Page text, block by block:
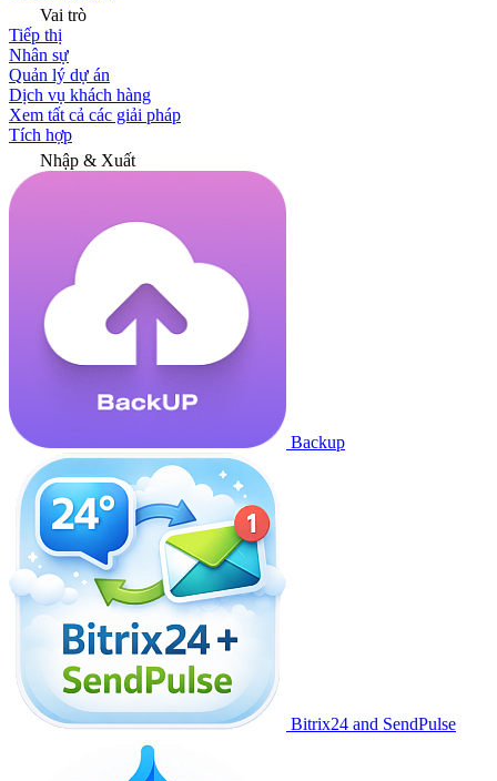
Vai trò
Tiếp thị
Nhân sự
Quản lý dự án
Dịch vụ khách hàng
Xem tất cả các giải pháp
Tích hợp
Nhập & Xuất
Backup
Bitrix24 and SendPulse